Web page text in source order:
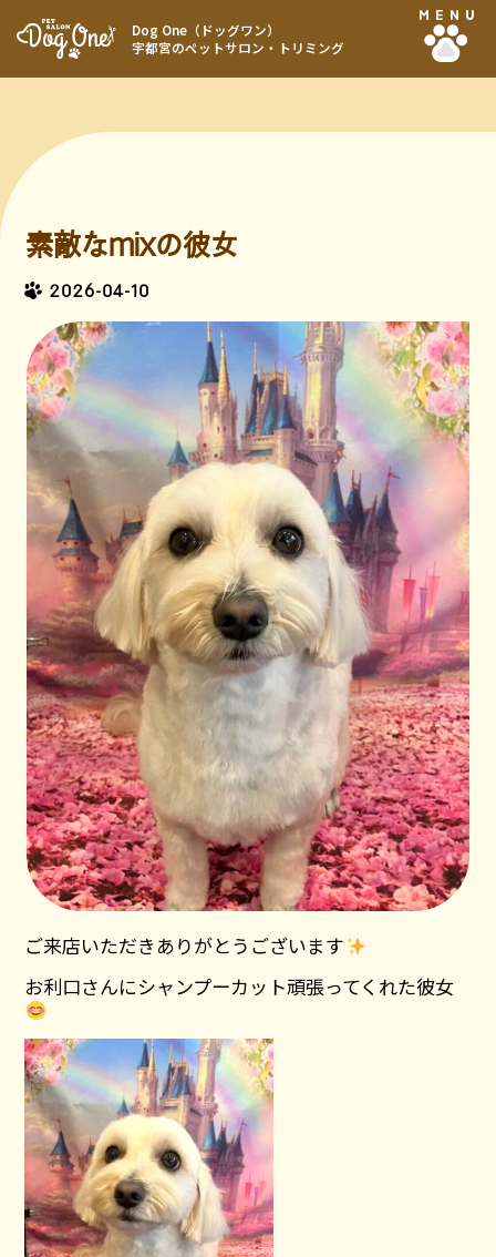
Dog One（ドッグワン）
宇都宮のペットサロン・トリミング
MENU
素敵なmixの彼女
2026-04-10
ご来店いただきありがとうございます
お利口さんにシャンプーカット頑張ってくれた彼女